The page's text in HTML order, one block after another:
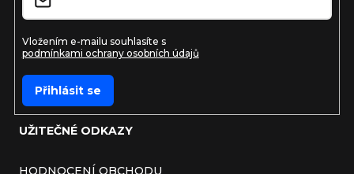
UŽITEČNÉ ODKAZY
HODNOCENÍ OBCHODU
Vložením e-mailu souhlasíte s
podmínkami ochrany osobních údajů
Přihlásit se